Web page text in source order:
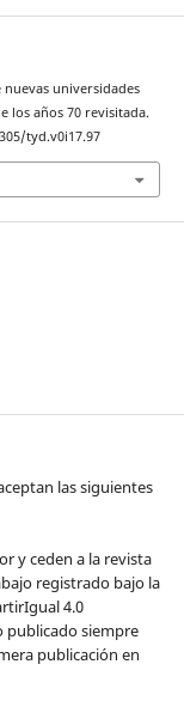
nuevas universidades
los años 70 revisitada.
tyd.v0i17.97
las siguientes
y ceden a la revista
registrado bajo la
4.0
publicado siempre
publicación en